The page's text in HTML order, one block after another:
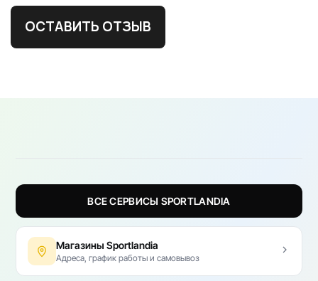
ОСТАВИТЬ ОТЗЫВ
ВСЕ СЕРВИСЫ SPORTLANDIA
Магазины Sportlandia
Адреса, график работы и самовывоз